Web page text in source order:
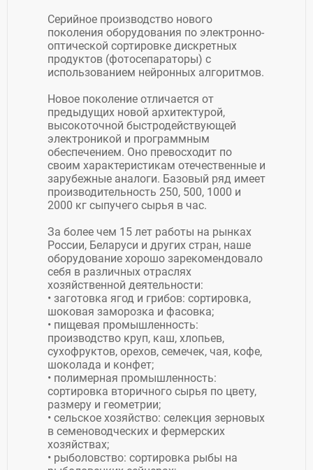
Серийное производство нового
поколения оборудования по электронно-
оптической сортировке дискретных
продуктов (фотосепараторы) с
использованием нейронных алгоритмов.
Новое поколение отличается от
предыдущих новой архитектурой,
высокоточной быстродействующей
электроникой и программным
обеспечением. Оно превосходит по
своим характеристикам отечественные и
зарубежные аналоги. Базовый ряд имеет
производительность 250, 500, 1000 и
2000 кг сыпучего сырья в час.
За более чем 15 лет работы на рынках
России, Беларуси и других стран, наше
оборудование хорошо зарекомендовало
себя в различных отраслях
хозяйственной деятельности:
• заготовка ягод и грибов: сортировка,
шоковая заморозка и фасовка;
• пищевая промышленность:
производство круп, каш, хлопьев,
сухофруктов, орехов, семечек, чая, кофе,
шоколада и конфет;
• полимерная промышленность:
сортировка вторичного сырья по цвету,
размеру и геометрии;
• сельское хозяйство: селекция зерновых
в семеноводческих и фермерских
хозяйствах;
• рыболовство: сортировка рыбы на